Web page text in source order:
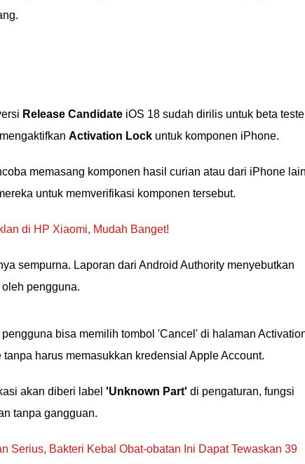
Release Candidate iOS 18 sudah dirilis untuk beta
Activation Lock untuk komponen iPhone.
memasang komponen hasil curian atau dari iPhone
untuk memverifikasi komponen tersebut.
di HP Xiaomi, Mudah Banget!
sempurna. Laporan dari Android Authority menyebutkan
pengguna.
bisa memilih tombol 'Cancel' di halaman
harus memasukkan kredensial Apple Account.
akan diberi label 'Unknown Part' di pengaturan, fungsi
tanpa gangguan.
Serius, Bakteri Kebal Obat-obatan Ini Dapat Tewaskan 39